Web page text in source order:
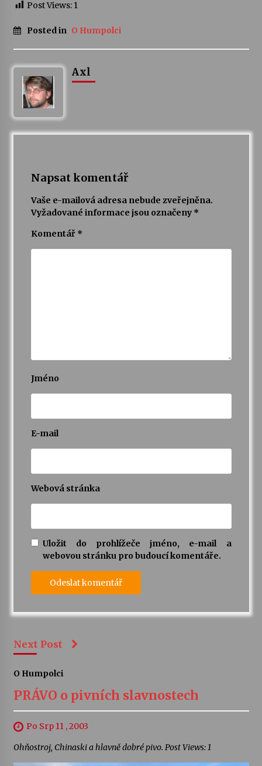
Post Views: 1
Posted in O Humpolci
Axl
Napsat komentář
Vaše e-mailová adresa nebude zveřejněna.
Vyžadované informace jsou označeny *
Komentář *
Jméno
E-mail
Webová stránka
Uložit do prohlížeče jméno, e-mail a
webovou stránku pro budoucí komentáře.
Next Post
O Humpolci
PRÁVO o pivních slavnostech
Po Srp 11 , 2003
Ohňostroj, Chinaski a hlavně dobré pivo. Post Views: 1